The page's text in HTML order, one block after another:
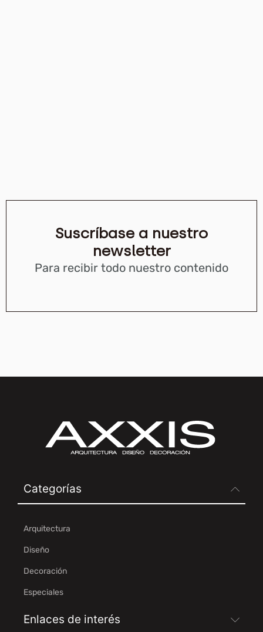
Suscríbase a nuestro
newsletter
Para recibir todo nuestro contenido
Categorías
Arquitectura
Diseño
Decoración
Especiales
Enlaces de interés